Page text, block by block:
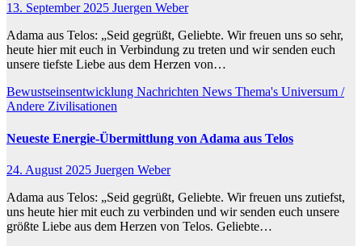
13. September 2025 Juergen Weber
Adama aus Telos: „Seid gegrüßt, Geliebte. Wir freuen uns so sehr,
heute hier mit euch in Verbindung zu treten und wir senden euch
unsere tiefste Liebe aus dem Herzen von…
Bewustseinsentwicklung Nachrichten News Thema's Universum /
Andere Zivilisationen
Neueste Energie-Übermittlung von Adama aus Telos
24. August 2025 Juergen Weber
Adama aus Telos: „Seid gegrüßt, Geliebte. Wir freuen uns zutiefst,
uns heute hier mit euch zu verbinden und wir senden euch unsere
größte Liebe aus dem Herzen von Telos. Geliebte…